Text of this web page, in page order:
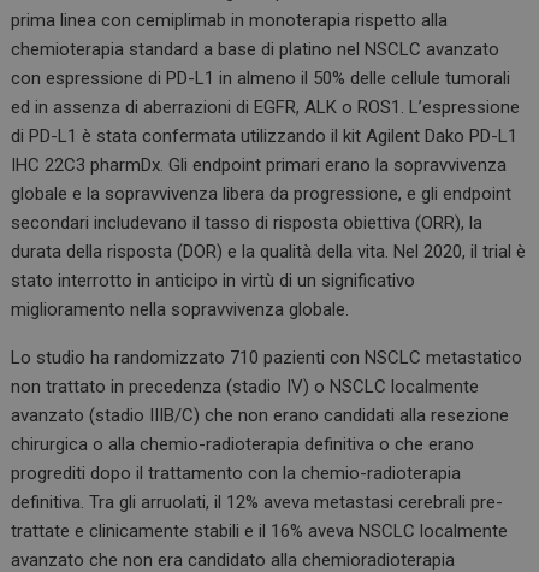
prima linea con cemiplimab in monoterapia rispetto alla
chemioterapia standard a base di platino nel NSCLC avanzato
con espressione di PD-L1 in almeno il 50% delle cellule tumorali
ed in assenza di aberrazioni di EGFR, ALK o ROS1. L’espressione
di PD-L1 è stata confermata utilizzando il kit Agilent Dako PD-L1
IHC 22C3 pharmDx. Gli endpoint primari erano la sopravvivenza
globale e la sopravvivenza libera da progressione, e gli endpoint
secondari includevano il tasso di risposta obiettiva (ORR), la
durata della risposta (DOR) e la qualità della vita. Nel 2020, il trial è
stato interrotto in anticipo in virtù di un significativo
miglioramento nella sopravvivenza globale.
Lo studio ha randomizzato 710 pazienti con NSCLC metastatico
non trattato in precedenza (stadio IV) o NSCLC localmente
avanzato (stadio IIIB/C) che non erano candidati alla resezione
chirurgica o alla chemio-radioterapia definitiva o che erano
progrediti dopo il trattamento con la chemio-radioterapia
definitiva. Tra gli arruolati, il 12% aveva metastasi cerebrali pre-
trattate e clinicamente stabili e il 16% aveva NSCLC localmente
avanzato che non era candidato alla chemioradioterapia